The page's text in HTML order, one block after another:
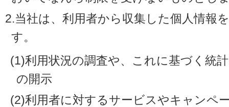
2.当社は、利用者から収集した個人情報
す。
(1)利用状況の調査や、これに基づく統
の開示
(2)利用者に対するサービスやキャンペ